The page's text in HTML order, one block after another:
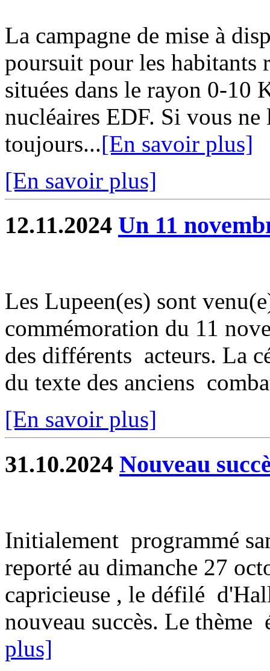
La campagne de mise à
poursuit pour les habitants
situées dans le rayon 0-10
nucléaires EDF. Si vous
toujours...[En savoir plus]
[En savoir plus]
12.11.2024 Un 11
Les Lupeen(es) sont
commémoration du 11
des différents acteurs. La
du texte des anciens
[En savoir plus]
31.10.2024 Nouveau
Initialement programmé
reporté au dimanche 27
capricieuse , le défilé
nouveau succès. Le
plus]